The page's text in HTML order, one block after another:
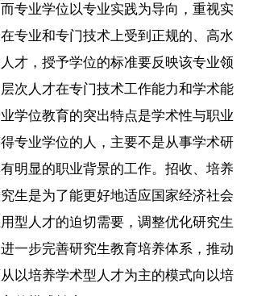
专业学位以专业实践为导向，重视实
专业和专门技术上受到正规的、高水
才，授予学位的标准要反映该专业领
次人才在专门技术工作能力和学术能
学位教育的突出特点是学术性与职业
专业学位的人，主要不是从事学术研
明显的职业背景的工作。招收、培养
生是为了能更好地适应国家经济社会
型人才的迫切需要，调整优化研究生
一步完善研究生教育培养体系，推动
以培养学术型人才为主的模式向以培